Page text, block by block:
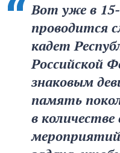
Вот уже в
проводится
кадет
Российской
знаковым
память
в